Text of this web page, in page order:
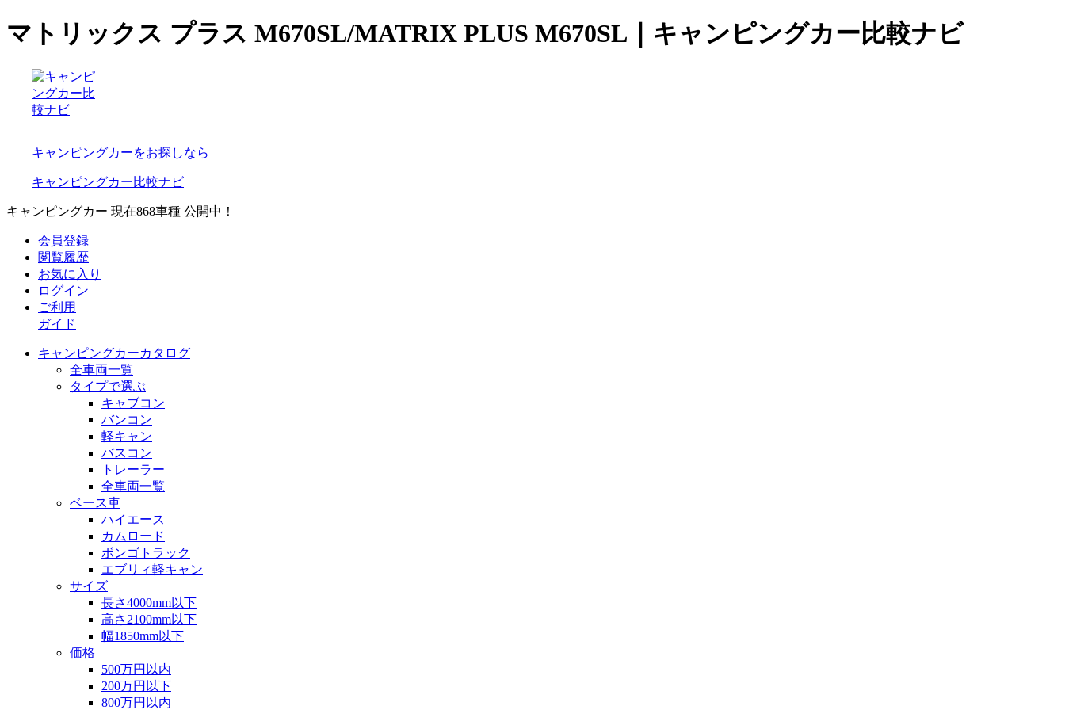
マトリックス プラス M670SL/MATRIX PLUS M670SL｜キャンピングカー比較ナビ
キャンピングカーをお探しなら
キャンピングカー比較ナビ
キャンピングカー 現在868車種 公開中！
会員登録
閲覧履歴
お気に入り
ログイン
ご利用
ガイド
キャンピングカーカタログ
全車両一覧
タイプで選ぶ
キャブコン
バンコン
軽キャン
バスコン
トレーラー
全車両一覧
ベース車
ハイエース
カムロード
ボンゴトラック
エブリィ軽キャン
サイズ
長さ4000mm以下
高さ2100mm以下
幅1850mm以下
価格
500万円以内
200万円以下
800万円以内